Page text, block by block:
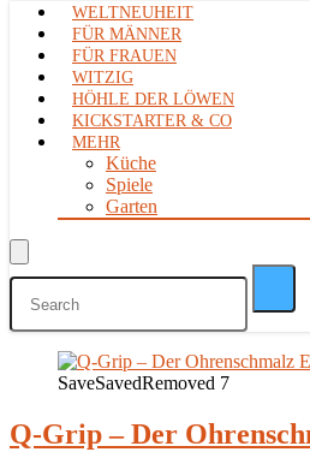
WELTNEUHEIT
FÜR MÄNNER
FÜR FRAUEN
WITZIG
HÖHLE DER LÖWEN
KICKSTARTER & CO
MEHR
Küche
Spiele
Garten
SaveSavedRemoved 7
Q-Grip – Der